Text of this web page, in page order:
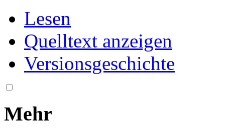
Lesen
Quelltext anzeigen
Versionsgeschichte
Mehr